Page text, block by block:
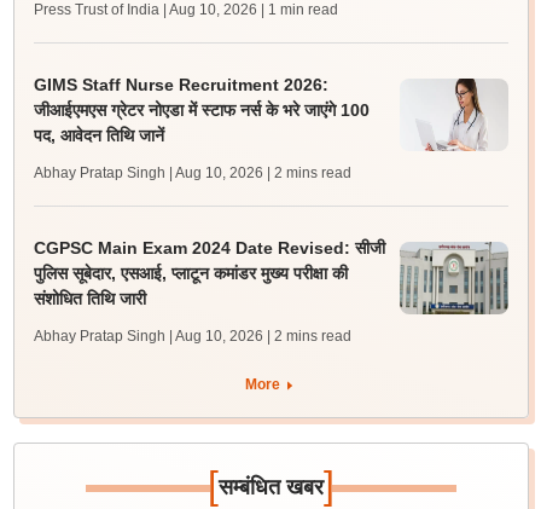
Press Trust of India | Aug 10, 2026 | 1 min read
GIMS Staff Nurse Recruitment 2026:
जीआईएमएस ग्रेटर नोएडा में स्टाफ नर्स के भरे जाएंगे 100
पद, आवेदन तिथि जानें
Abhay Pratap Singh | Aug 10, 2026 | 2 mins read
CGPSC Main Exam 2024 Date Revised: सीजी
पुलिस सूबेदार, एसआई, प्लाटून कमांडर मुख्य परीक्षा की
संशोधित तिथि जारी
Abhay Pratap Singh | Aug 10, 2026 | 2 mins read
More
[सम्बंधित खबर]